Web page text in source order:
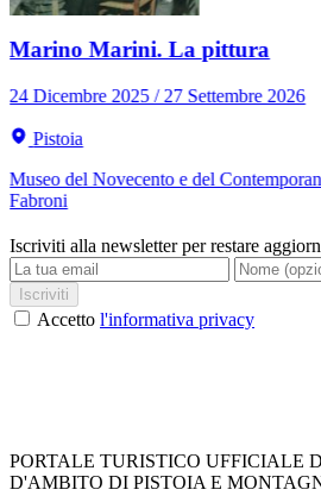
Marino Marini. La pittura
24 Dicembre 2025 / 27 Settembre 2026
Pistoia
Museo del Novecento e del
Fabroni
Iscriviti alla newsletter per restare
Iscriviti
Accetto l'informativa privacy
PORTALE TURISTICO UFFICIALE
D'AMBITO DI PISTOIA E